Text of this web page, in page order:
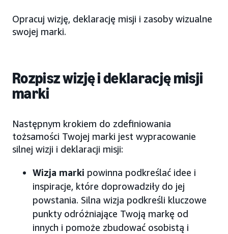
Opracuj wizję, deklarację misji i zasoby wizualne
swojej marki.
Rozpisz wizję i deklarację misji
marki
Następnym krokiem do zdefiniowania
tożsamości Twojej marki jest wypracowanie
silnej wizji i deklaracji misji:
Wizja marki powinna podkreślać idee i
inspiracje, które doprowadziły do jej
powstania. Silna wizja podkreśli kluczowe
punkty odróżniające Twoją markę od
innych i pomoże zbudować osobistą i